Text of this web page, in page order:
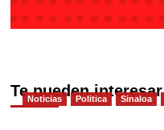
Te pueden interesar
Noticias Politica Sinaloa